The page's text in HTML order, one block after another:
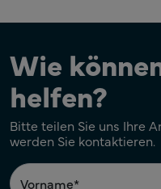
Wie
helfen?
Bitte teilen Sie uns Ihre
werden Sie kontaktieren.